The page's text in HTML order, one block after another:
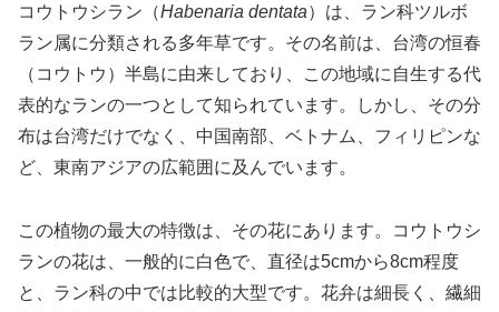
コウトウシラン（Habenaria dentata）は、ラン科ツルボ
ラン属に分類される多年草です。その名前は、台湾の恒春
（コウトウ）半島に由来しており、この地域に自生する代
表的なランの一つとして知られています。しかし、その分
布は台湾だけでなく、中国南部、ベトナム、フィリピンな
ど、東南アジアの広範囲に及んでいます。
この植物の最大の特徴は、その花にあります。コウトウシ
ランの花は、一般的に白色で、直径は5cmから8cm程度
と、ラン科の中では比較的大型です。花弁は細長く、繊細